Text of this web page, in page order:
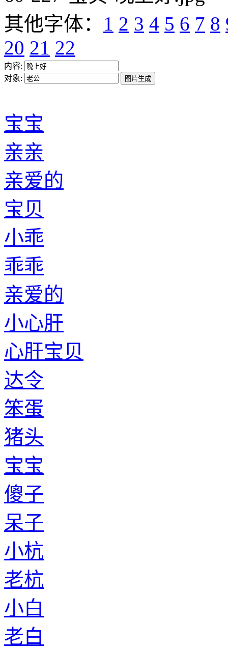
其他字体： 1 2 3 4 5 6 7 8
20 21 22
内容:
对象:
宝宝
亲亲
亲爱的
宝贝
小乖
乖乖
亲爱的
小心肝
心肝宝贝
达令
笨蛋
猪头
宝宝
傻子
呆子
小杭
老杭
小白
老白